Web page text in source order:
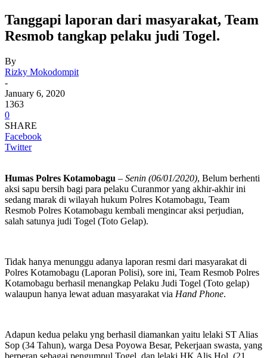
Tanggapi laporan dari masyarakat, Team
Resmob tangkap pelaku judi Togel.
By
Rizky Mokodompit
-
January 6, 2020
1363
0
SHARE
Facebook
Twitter
Humas Polres Kotamobagu – Senin (06/01/2020), Belum berhenti
aksi sapu bersih bagi para pelaku Curanmor yang akhir-akhir ini
sedang marak di wilayah hukum Polres Kotamobagu, Team
Resmob Polres Kotamobagu kembali mengincar aksi perjudian,
salah satunya judi Togel (Toto Gelap).
Tidak hanya menunggu adanya laporan resmi dari masyarakat di
Polres Kotamobagu (Laporan Polisi), sore ini, Team Resmob Polres
Kotamobagu berhasil menangkap Pelaku Judi Togel (Toto gelap)
walaupun hanya lewat aduan masyarakat via Hand Phone.
Adapun kedua pelaku yng berhasil diamankan yaitu lelaki ST Alias
Sop (34 Tahun), warga Desa Poyowa Besar, Pekerjaan swasta, yang
berperan sebagai pengumpul Togel, dan lelaki HK Alis Hol, (21